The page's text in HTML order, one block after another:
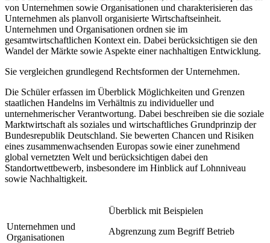
von Unternehmen sowie Organisationen und charakterisieren das
Unternehmen als planvoll organisierte Wirtschaftseinheit.
Unternehmen und Organisationen ordnen sie im
gesamtwirtschaftlichen Kontext ein. Dabei berücksichtigen sie den
Wandel der Märkte sowie Aspekte einer nachhaltigen Entwicklung.
Sie vergleichen grundlegend Rechtsformen der Unternehmen.
Die Schüler erfassen im Überblick Möglichkeiten und Grenzen
staatlichen Handelns im Verhältnis zu individueller und
unternehmerischer Verantwortung. Dabei beschreiben sie die soziale
Marktwirtschaft als soziales und wirtschaftliches Grundprinzip der
Bundesrepublik Deutschland. Sie bewerten Chancen und Risiken
eines zusammenwachsenden Europas sowie einer zunehmend
global vernetzten Welt und berücksichtigen dabei den
Standortwettbewerb, insbesondere im Hinblick auf Lohnniveau
sowie Nachhaltigkeit.
Unternehmen und
Organisationen
Überblick mit Beispielen
Abgrenzung zum Begriff Betrieb